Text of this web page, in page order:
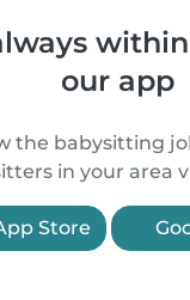
our app
the babysitting
in your area
Store